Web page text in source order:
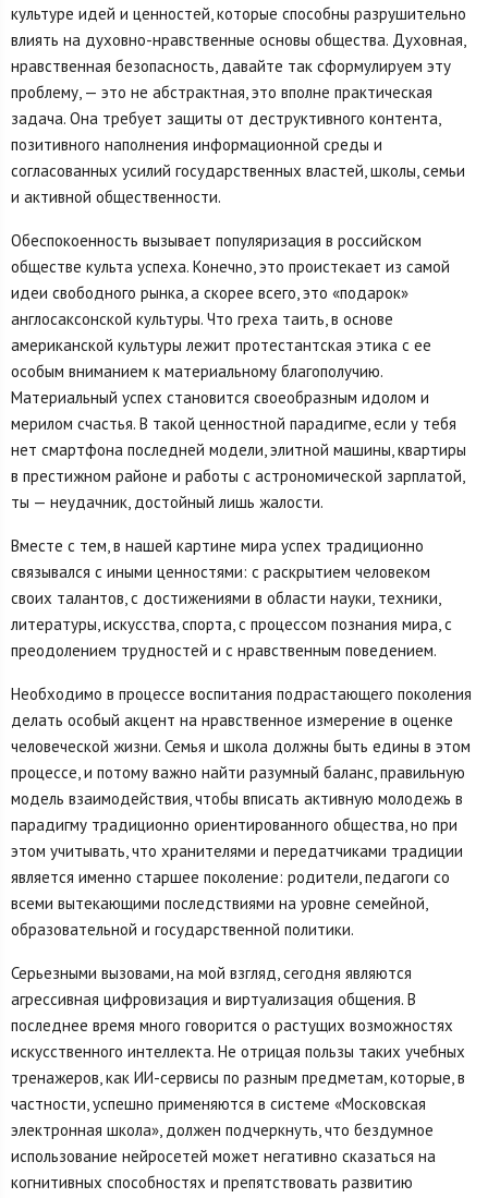
культуре идей и ценностей, которые способны разрушительно
влиять на духовно-нравственные основы общества. Духовная,
нравственная безопасность, давайте так сформулируем эту
проблему, — это не абстрактная, это вполне практическая
задача. Она требует защиты от деструктивного контента,
позитивного наполнения информационной среды и
согласованных усилий государственных властей, школы, семьи
и активной общественности.
Обеспокоенность вызывает популяризация в российском
обществе культа успеха. Конечно, это проистекает из самой
идеи свободного рынка, а скорее всего, это «подарок»
англосаксонской культуры. Что греха таить, в основе
американской культуры лежит протестантская этика с ее
особым вниманием к материальному благополучию.
Материальный успех становится своеобразным идолом и
мерилом счастья. В такой ценностной парадигме, если у тебя
нет смартфона последней модели, элитной машины, квартиры
в престижном районе и работы с астрономической зарплатой,
ты — неудачник, достойный лишь жалости.
Вместе с тем, в нашей картине мира успех традиционно
связывался с иными ценностями: с раскрытием человеком
своих талантов, с достижениями в области науки, техники,
литературы, искусства, спорта, с процессом познания мира, с
преодолением трудностей и с нравственным поведением.
Необходимо в процессе воспитания подрастающего поколения
делать особый акцент на нравственное измерение в оценке
человеческой жизни. Семья и школа должны быть едины в этом
процессе, и потому важно найти разумный баланс, правильную
модель взаимодействия, чтобы вписать активную молодежь в
парадигму традиционно ориентированного общества, но при
этом учитывать, что хранителями и передатчиками традиции
является именно старшее поколение: родители, педагоги со
всеми вытекающими последствиями на уровне семейной,
образовательной и государственной политики.
Серьезными вызовами, на мой взгляд, сегодня являются
агрессивная цифровизация и виртуализация общения. В
последнее время много говорится о растущих возможностях
искусственного интеллекта. Не отрицая пользы таких учебных
тренажеров, как ИИ-сервисы по разным предметам, которые, в
частности, успешно применяются в системе «Московская
электронная школа», должен подчеркнуть, что бездумное
использование нейросетей может негативно сказаться на
когнитивных способностях и препятствовать развитию